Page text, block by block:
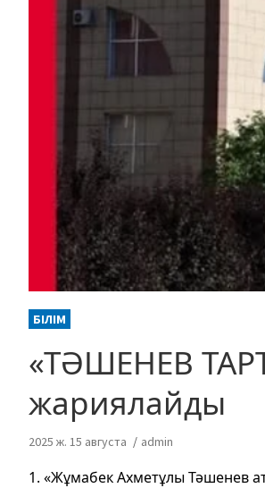
БІЛІМ
«ТӘШЕНЕВ
жариялайды
2025 ж. 15 августа admin
1. «Жұмабек Ахметұлы Тәшенев